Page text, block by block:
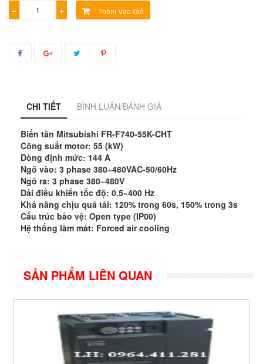
− + Thêm Vào Giỏ
CHI TIẾT BÌNH LUẬN/ĐÁNH GIÁ
Biến tần Mitsubishi FR-F740-55K-CHT
Công suất motor: 55 (kW)
Dòng định mức: 144 A
Ngõ vào: 3 phase 380~480VAC-50/60Hz
Ngõ ra: 3 phase 380~480V
Dải điều khiển tốc độ: 0.5~400 Hz
Khả năng chịu quá tải: 120% trong 60s, 150% trong 3s
Cấu trúc bảo vệ: Open type (IP00)
Hệ thống làm mát: Forced air cooling
SẢN PHẨM LIÊN QUAN